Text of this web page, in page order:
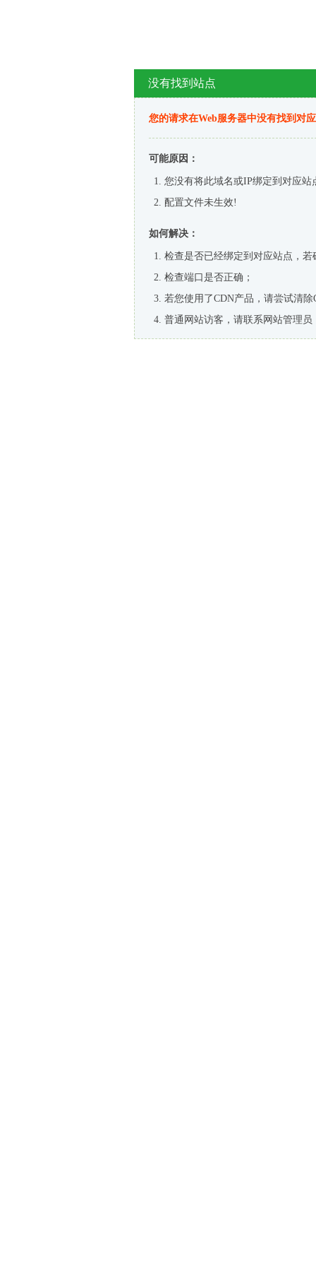
没有找到站点
您的请求在Web服务器中没有找到对
可能原因：
您没有将此域名或IP绑定到对应站
配置文件未生效!
如何解决：
检查是否已经绑定到对应站点，
检查端口是否正确；
若您使用了CDN产品，请尝试清除
普通网站访客，请联系网站管理员